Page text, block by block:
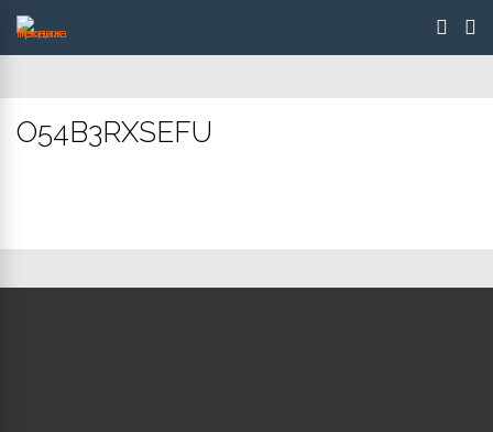
O54B3RXSEFU